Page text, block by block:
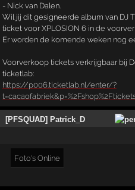
- Nick van Dalen.
Wil jij dit gesigneerde album van DJ
ticket voor XPLOSION 6 in de
Er worden de komende weken nog
Voorverkoop tickets verkrijgbaar bij
ticketlab:
https://p006.ticketlab.nl/enter/?
[PFSQUAD] Patrick_D
Foto's Online